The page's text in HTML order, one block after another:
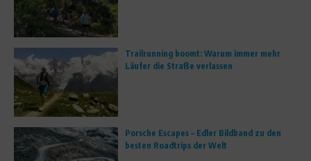
Trailrunning boomt: Warum immer mehr
Läufer die Straße verlassen
Porsche Escapes – Edler Bildband zu den
besten Roadtrips der Welt